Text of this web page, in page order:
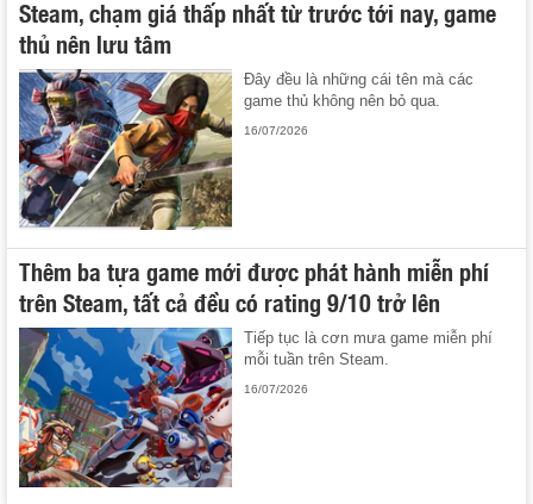
Steam, chạm giá thấp nhất từ trước tới nay, game
thủ nên lưu tâm
Đây đều là những cái tên mà các
game thủ không nên bỏ qua.
16/07/2026
Thêm ba tựa game mới được phát hành miễn phí
trên Steam, tất cả đều có rating 9/10 trở lên
Tiếp tục là cơn mưa game miễn phí
mỗi tuần trên Steam.
16/07/2026